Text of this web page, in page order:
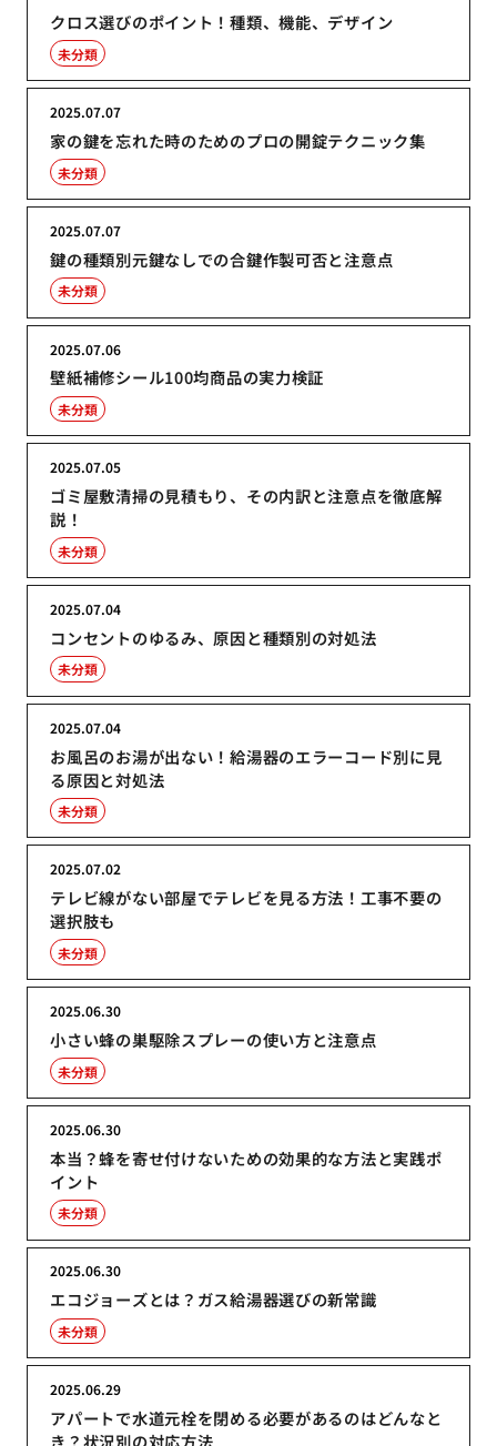
クロス選びのポイント！種類、機能、デザイン
未分類
家の鍵を忘れた時のためのプロの開錠テクニック集
2025.07.07
未分類
鍵の種類別元鍵なしでの合鍵作製可否と注意点
2025.07.07
未分類
壁紙補修シール100均商品の実力検証
2025.07.06
未分類
ゴミ屋敷清掃の見積もり、その内訳と注意点を徹底解
説！
2025.07.05
未分類
コンセントのゆるみ、原因と種類別の対処法
2025.07.04
未分類
お風呂のお湯が出ない！給湯器のエラーコード別に見
る原因と対処法
2025.07.04
未分類
テレビ線がない部屋でテレビを見る方法！工事不要の
選択肢も
2025.07.02
未分類
小さい蜂の巣駆除スプレーの使い方と注意点
2025.06.30
未分類
本当？蜂を寄せ付けないための効果的な方法と実践ポ
イント
2025.06.30
未分類
エコジョーズとは？ガス給湯器選びの新常識
2025.06.30
未分類
アパートで水道元栓を閉める必要があるのはどんなと
き？状況別の対応方法
2025.06.29